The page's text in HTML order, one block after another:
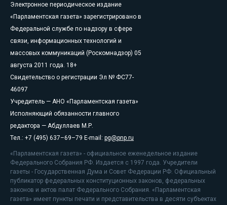
Электронное периодическое издание
«Парламентская газета» зарегистрировано в
Федеральной службе по надзору в сфере
связи, информационных технологий и
массовых коммуникаций (Роскомнадзор) 05
августа 2011 года. 18+
Свидетельство о регистрации Эл № ФС77-
46097
Учредитель — АНО «Парламентская газета»
Исполняющий обязанности главного
редактора — Абдуллаев М.Р.
Тел.: +7 (495) 637–69–79 E-mail: pg@pnp.ru
«Парламентская газета» - официальное еженедельное издание
Федерального Собрания РФ. Издается с 1997 года. Учредители
газеты - Государственная Дума и Совет Федерации РФ. Официальный
публикатор федеральных конституционных законов, федеральных
законов и актов палат Федерального Собрания. «Парламентская
газета» имеет пункты печати и представительства в десяти субъектах